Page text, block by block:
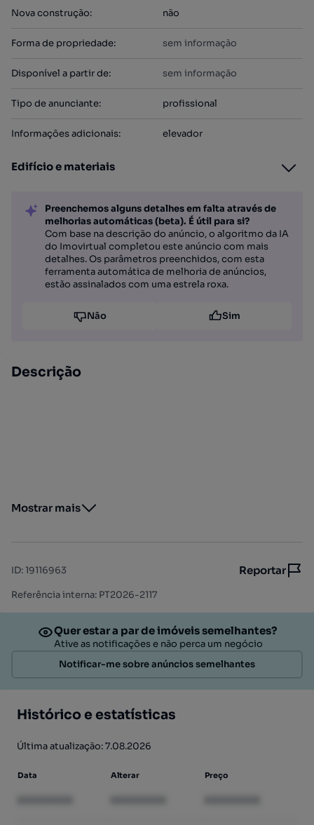
Nova construção: não
Forma de propriedade: sem informação
Disponível a partir de: sem informação
Tipo de anunciante: profissional
Informações adicionais: elevador
Edifício e materiais
Preenchemos alguns detalhes em falta através de
melhorias automáticas (beta). É útil para si?
Com base na descrição do anúncio, o algoritmo da IA
do Imovirtual completou este anúncio com mais
detalhes. Os parâmetros preenchidos, com esta
ferramenta automática de melhoria de anúncios,
estão assinalados com uma estrela roxa.
Não Sim
Descrição
Mostrar mais
ID:19116963 Reportar
Referência interna: PT2026-2117
Quer estar a par de imóveis semelhantes?
Ative as notificações e não perca um negócio
Notificar-me sobre anúncios semelhantes
Histórico e estatísticas
Última atualização: 7.08.2026
Data Alterar Preço